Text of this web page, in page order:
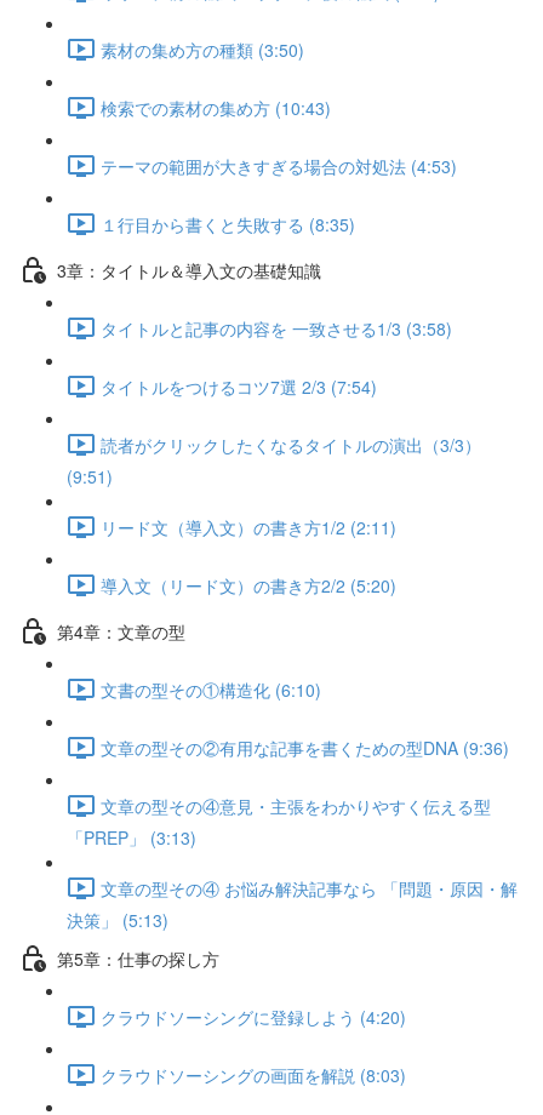
素材の集め方の種類 (3:50)
検索での素材の集め方 (10:43)
テーマの範囲が大きすぎる場合の対処法 (4:53)
１行目から書くと失敗する (8:35)
3章：タイトル＆導入文の基礎知識
タイトルと記事の内容を 一致させる1/3 (3:58)
タイトルをつけるコツ7選 2/3 (7:54)
読者がクリックしたくなるタイトルの演出（3/3）
(9:51)
リード文（導入文）の書き方1/2 (2:11)
導入文（リード文）の書き方2/2 (5:20)
第4章：文章の型
文書の型その①構造化 (6:10)
文章の型その②有用な記事を書くための型DNA (9:36)
文章の型その④意見・主張をわかりやすく伝える型
「PREP」 (3:13)
文章の型その④ お悩み解決記事なら 「問題・原因・解
決策」 (5:13)
第5章：仕事の探し方
クラウドソーシングに登録しよう (4:20)
クラウドソーシングの画面を解説 (8:03)